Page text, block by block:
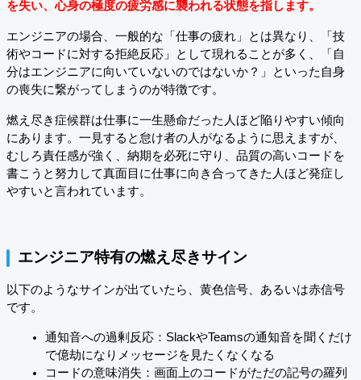
を失い、心身の極度の疲労感に襲われる状態を指します。
エンジニアの場合、一般的な「仕事の疲れ」とは異なり、「技
術やコードに対する拒絶反応」として現れることが多く、「自
分はエンジニアに向いていないのではないか？」といった自身
の喪失に繋がってしまうのが特徴です。
燃え尽き症候群は仕事に一生懸命だった人ほど陥りやすい傾向
にあります。一見すると怠け者の人がなるように思えますが、
むしろ責任感が強く、納期を必死に守り、品質の高いコードを
書こうと努力して真面目に仕事に向き合ってきた人ほど発症し
やすいと言われています。
エンジニア特有の燃え尽きサイン
以下のようなサインが出ていたら、黄色信号、あるいは赤信号
です。
通知音への過剰反応：SlackやTeamsの通知音を聞くだけ
で億劫になりメッセージを見たくなくなる
コードの意味消失：画面上のコードがただの記号の羅列